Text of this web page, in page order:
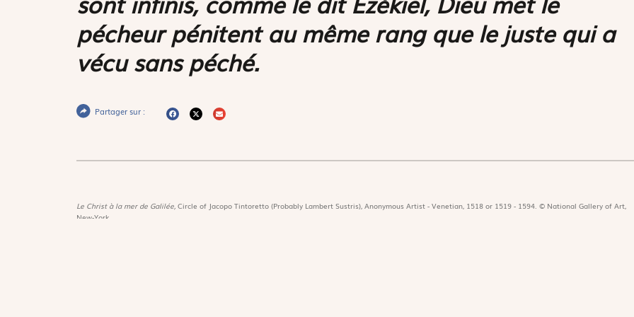
pécheur pénitent au même rang que le juste qui a
vécu sans péché.
Partager sur :
Le Christ à la mer de Galilée, Circle of Jacopo Tintoretto (Probably Lambert Sustris), Anonymous Artist - Venetian, 1518 or 1519 - 1594. © National Gallery of Art,
New-York